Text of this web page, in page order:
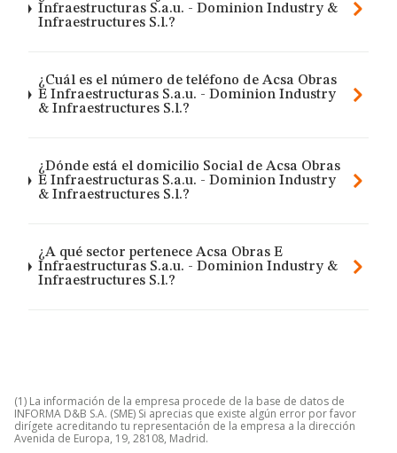
Infraestructuras S.a.u. - Dominion Industry &
Infraestructures S.l.?
¿Cuál es el número de teléfono de Acsa Obras
E Infraestructuras S.a.u. - Dominion Industry
& Infraestructures S.l.?
¿Dónde está el domicilio Social de Acsa Obras
E Infraestructuras S.a.u. - Dominion Industry
& Infraestructures S.l.?
¿A qué sector pertenece Acsa Obras E
Infraestructuras S.a.u. - Dominion Industry &
Infraestructures S.l.?
(1) La información de la empresa procede de la base de datos de
INFORMA D&B S.A. (SME) Si aprecias que existe algún error por favor
dirígete acreditando tu representación de la empresa a la dirección
Avenida de Europa, 19, 28108, Madrid.